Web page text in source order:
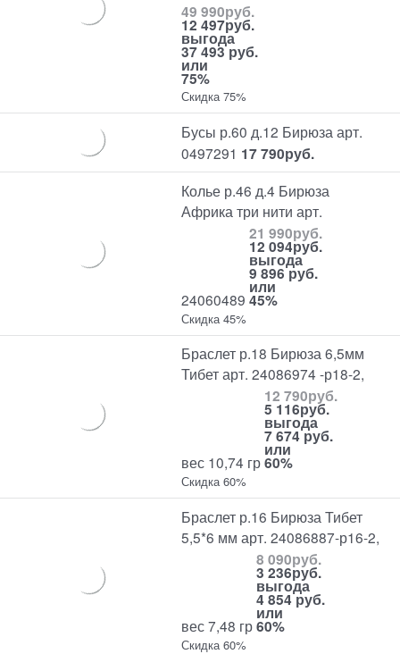
49 990руб.
12 497руб.
выгода
37 493 руб.
или
75%
Скидка 75%
Бусы р.60 д.12 Бирюза арт.
0497291 17 790руб.
Колье р.46 д.4 Бирюза
Африка три нити арт.
24060489
21 990руб.
12 094руб.
выгода
9 896 руб.
или
45%
Скидка 45%
Браслет р.18 Бирюза 6,5мм
Тибет арт. 24086974 -р18-2,
вес 10,74 гр
12 790руб.
5 116руб.
выгода
7 674 руб.
или
60%
Скидка 60%
Браслет р.16 Бирюза Тибет
5,5*6 мм арт. 24086887-р16-2,
вес 7,48 гр
8 090руб.
3 236руб.
выгода
4 854 руб.
или
60%
Скидка 60%